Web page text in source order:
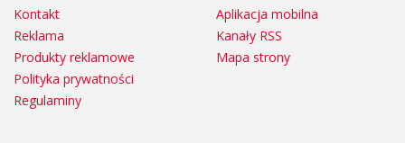
Kontakt
Reklama
Produkty reklamowe
Polityka prywatności
Regulaminy
Aplikacja mobilna
Kanały RSS
Mapa strony